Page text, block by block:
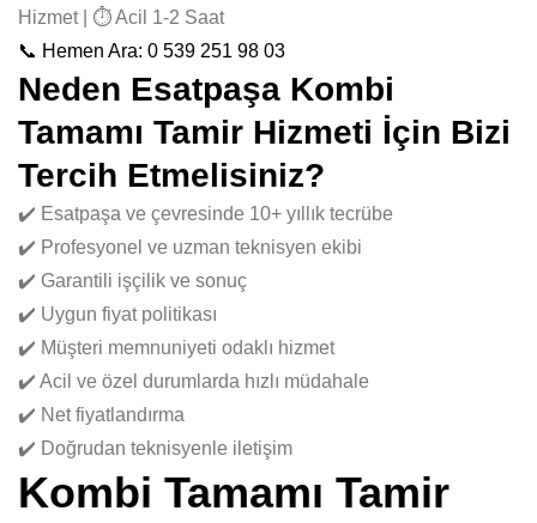
Hizmet | ⏱️ Acil 1-2 Saat
📞 Hemen Ara: 0 539 251 98 03
Neden Esatpaşa Kombi
Tamamı Tamir Hizmeti İçin Bizi
Tercih Etmelisiniz?
✔️ Esatpaşa ve çevresinde 10+ yıllık tecrübe
✔️ Profesyonel ve uzman teknisyen ekibi
✔️ Garantili işçilik ve sonuç
✔️ Uygun fiyat politikası
✔️ Müşteri memnuniyeti odaklı hizmet
✔️ Acil ve özel durumlarda hızlı müdahale
✔️ Net fiyatlandırma
✔️ Doğrudan teknisyenle iletişim
Kombi Tamamı Tamir